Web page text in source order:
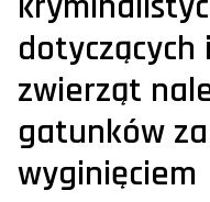
zwierząt
gatunków
wyginięciem